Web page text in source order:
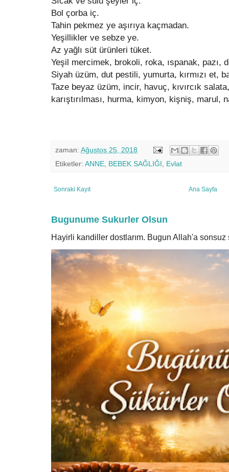
Bol çorba iç.
Tahin pekmez ye aşırıya kaçmadan.
Yeşillikler ve sebze ye.
Az yağlı süt ürünleri tüket.
Yeşil mercimek, brokoli, roka, ıspanak, pazı,
Siyah üzüm, dut pestili, yumurta, kırmızı et,
Taze beyaz üzüm, incir, havuç, kıvırcık
karıştırılması, hurma, kimyon, kişniş, marul,
zaman: Ağustos 25, 2018
Etiketler: ANNE BEBEK SAĞLIĞI Evlat
Sonraki Kayıt Ana Sayfa
Bugunume Sukurler Olsun
Hayirli kandiller dostlarım. Bugun Allah'a